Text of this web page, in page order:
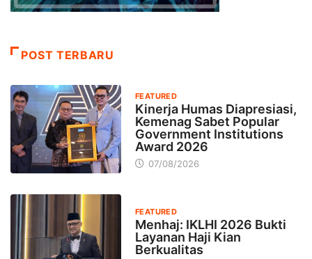
POST TERBARU
FEATURED
Kinerja Humas Diapresiasi,
Kemenag Sabet Popular
Government Institutions
Award 2026
07/08/2026
FEATURED
Menhaj: IKLHI 2026 Bukti
Layanan Haji Kian
Berkualitas